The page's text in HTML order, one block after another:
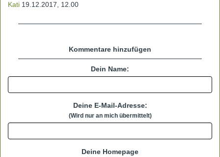
Kati 19.12.2017, 12.00
Kommentare hinzufügen
Dein Name:
Deine E-Mail-Adresse:
(Wird nur an mich übermittelt)
Deine Homepage